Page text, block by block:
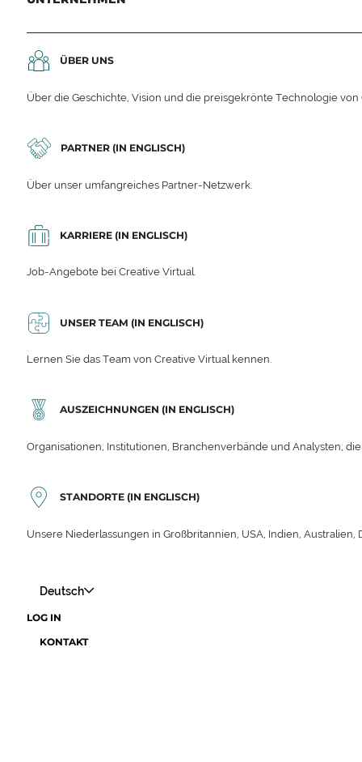
ÜBER UNS
Über die Geschichte, Vision und die preisgekrönte Technologie von
PARTNER (IN ENGLISCH)
Über unser umfangreiches Partner-Netzwerk.
KARRIERE (IN ENGLISCH)
Job-Angebote bei Creative Virtual.
UNSER TEAM (IN ENGLISCH)
Lernen Sie das Team von Creative Virtual kennen.
AUSZEICHNUNGEN (IN ENGLISCH)
Organisationen, Institutionen, Branchenverbände und Analysten,
STANDORTE (IN ENGLISCH)
Unsere Niederlassungen in Großbritannien, USA, Indien, Australien,
Deutsch
LOG IN
KONTAKT